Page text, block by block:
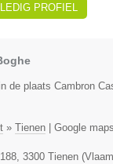
PROFIEL
de plaats Cambron
» Tienen Google maps
3300 Tienen (